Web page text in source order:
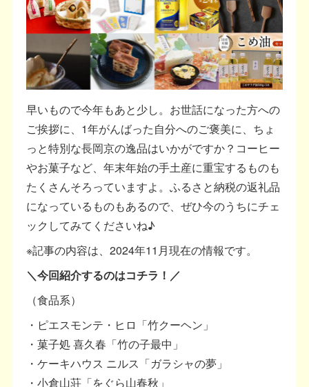
早いもので今年もあと少し。お世話になった方への
ご挨拶に、1年がんばった自分へのご褒美に、ちょ
っと特別な長岡京の逸品はいかがですか？コーヒー
やお菓子など、年末年始の手土産に重宝するものも
たくさんそろっていますよ。ふるさと納税の返礼品
になっているものもあるので、ぜひ今のうちにチェ
ックしてみてくださいね♪
※記事の内容は、2024年11月現在の情報です。
＼今回紹介するのはコチラ！／
（食品系）
・ピエスモンテ・ヒロ「竹クーヘン」
・菓子処 喜久春「竹の子最中」
・ケーキハウス ニルス「ガラシャの夢」
・小倉山荘「をぐら山春秋」